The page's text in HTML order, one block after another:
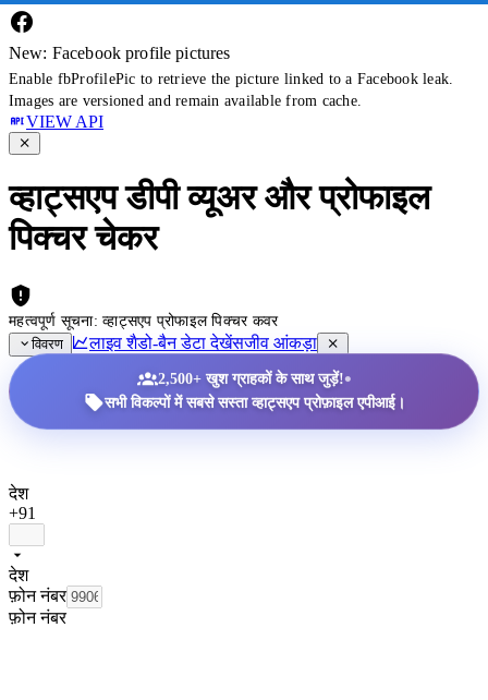
New: Facebook profile pictures
Enable fbProfilePic to retrieve the picture linked to a Facebook leak.
Images are versioned and remain available from cache.
VIEW API
व्हाट्सएप डीपी व्यूअर और प्रोफाइल
पिक्चर चेकर
महत्वपूर्ण सूचना: व्हाट्सएप प्रोफाइल पिक्चर कवर
विवरण
लाइव शैडो-बैन डेटा देखेंसजीव आंकड़ा
2,500+ खुश ग्राहकों के साथ जुड़ें!•
सभी विकल्पों में सबसे सस्ता व्हाट्सएप प्रोफ़ाइल एपीआई।
देश
+91
देश
फ़ोन नंबर
फ़ोन नंबर